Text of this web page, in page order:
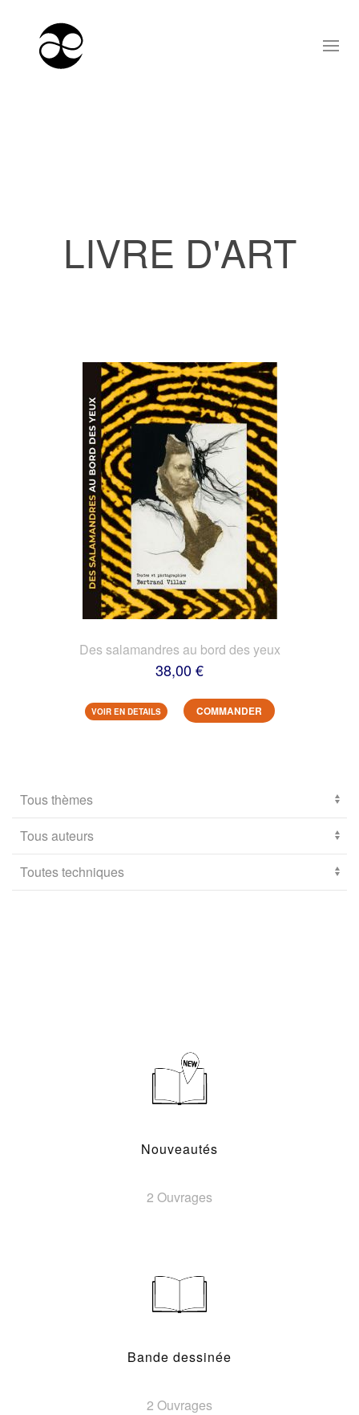
LIVRE D'ART
Des salamandres au bord des yeux
38,00 €
VOIR EN DETAILS COMMANDER
Nouveautés
2 Ouvrages
Bande dessinée
2 Ouvrages